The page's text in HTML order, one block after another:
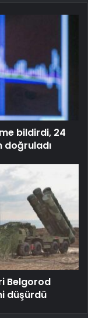
bildirdi, 24
doğruladı
Belgorod
düşürdü